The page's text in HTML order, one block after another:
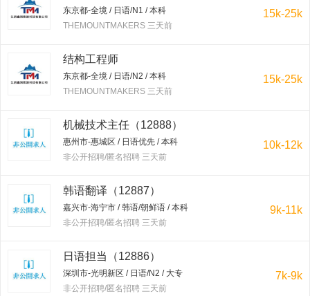
东京都-全境 / 日语/N1 / 本科
THEMOUNTMAKERS 三天前
15k-25k
结构工程师
东京都-全境 / 日语/N2 / 本科
THEMOUNTMAKERS 三天前
15k-25k
机械技术主任（12888）
惠州市-惠城区 / 日语优先 / 本科
非公开招聘/匿名招聘 三天前
10k-12k
韩语翻译（12887）
嘉兴市-海宁市 / 韩语/朝鲜语 / 本科
非公开招聘/匿名招聘 三天前
9k-11k
日语担当（12886）
深圳市-光明新区 / 日语/N2 / 大专
非公开招聘/匿名招聘 三天前
7k-9k